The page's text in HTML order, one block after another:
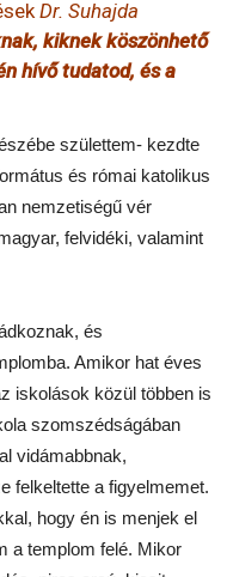
Dr. Suhajda
kiknek köszönhető
hívő tudatod, és a
születtem- kezdte
és római katolikus
nemzetiségű vér
felvidéki, valamint
és
Amikor hat éves
iskolások közül többen is
szomszédságában
vidámabbnak,
felkeltette a figyelmemet.
hogy én is menjek el
a templom felé. Mikor